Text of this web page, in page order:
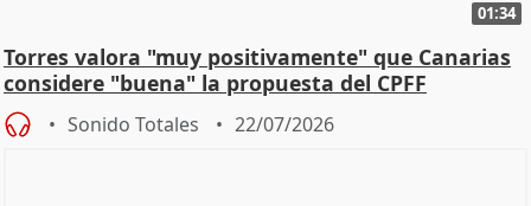
01:34
Torres valora "muy positivamente" que Canarias
considere "buena" la propuesta del CPFF
Sonido Totales 22/07/2026